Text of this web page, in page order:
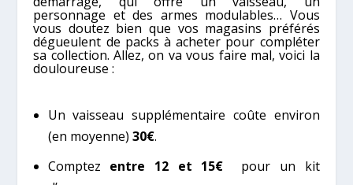
personnage et des armes modulables… Vous
vous doutez bien que vos magasins préférés
dégueulent de packs à acheter pour compléter
sa collection. Allez, on va vous faire mal, voici la
douloureuse :
Un vaisseau supplémentaire coûte environ
(en moyenne) 30€.
Comptez entre 12 et 15€
pour un kit